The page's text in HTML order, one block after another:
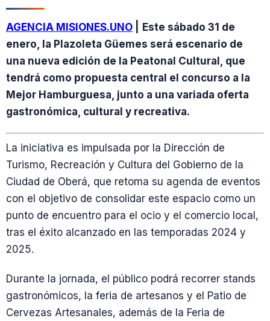
AGENCIA MISIONES.UNO
Este sábado 31 de
enero, la Plazoleta Güemes será escenario de
una nueva edición de la Peatonal Cultural, que
tendrá como propuesta central el concurso a la
Mejor Hamburguesa, junto a una variada oferta
gastronómica, cultural y recreativa.
La iniciativa es impulsada por la Dirección de
Turismo, Recreación y Cultura del Gobierno de la
Ciudad de Oberá, que retoma su agenda de eventos
con el objetivo de consolidar este espacio como un
punto de encuentro para el ocio y el comercio local,
tras el éxito alcanzado en las temporadas 2024 y
2025.
Durante la jornada, el público podrá recorrer stands
gastronómicos, la feria de artesanos y el Patio de
Cervezas Artesanales, además de la Feria de